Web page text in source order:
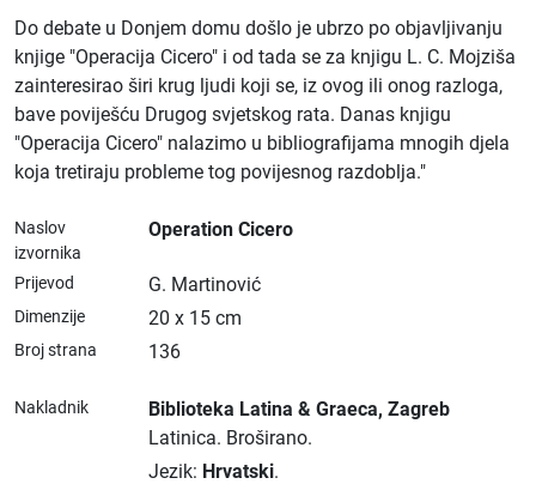
Do debate u Donjem domu došlo je ubrzo po objavljivanju
knjige "Operacija Cicero" i od tada se za knjigu L. C. Mojziša
zainteresirao širi krug ljudi koji se, iz ovog ili onog razloga,
bave poviješću Drugog svjetskog rata. Danas knjigu
"Operacija Cicero" nalazimo u bibliografijama mnogih djela
koja tretiraju probleme tog povijesnog razdoblja."
Naslov
izvornika
Operation Cicero
Prijevod G. Martinović
Dimenzije 20 x 15 cm
Broj strana 136
Nakladnik Biblioteka Latina & Graeca, Zagreb
Latinica. Broširano.
Jezik: Hrvatski.